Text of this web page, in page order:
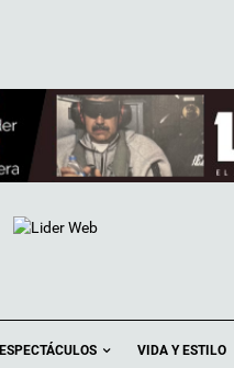
ESPECTÁCULOS VIDA Y ESTILO